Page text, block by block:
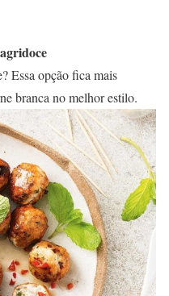
Essa opção fica mais
branca no melhor estilo.